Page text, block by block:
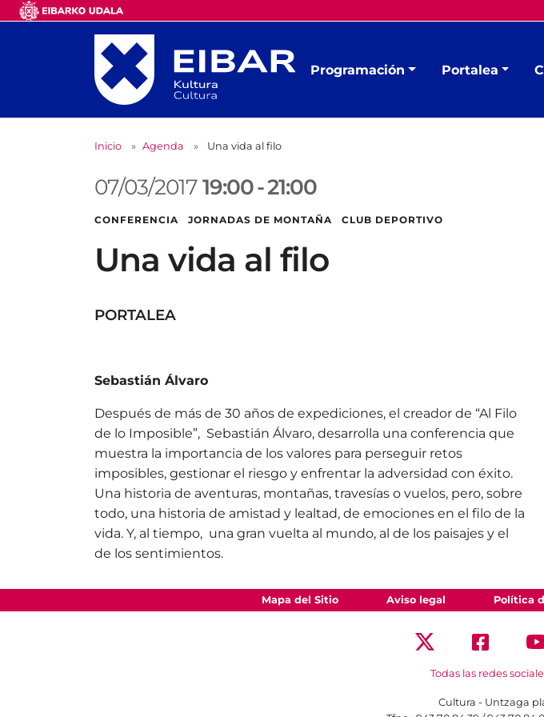
Programación Portalea
Inicio Agenda Una vida al filo
07/03/201719:00-21:00
CONFERENCIA JORNADAS DE MONTAÑA CLUB DEPORTIVO
Una vida al filo
PORTALEA
Sebastián Álvaro
Después de más de 30 años de expediciones, el creador de “Al Filo
de lo Imposible”, Sebastián Álvaro, desarrolla una conferencia que
muestra la importancia de los valores para perseguir retos
imposibles, gestionar el riesgo y enfrentar la adversidad con éxito.
Una historia de aventuras, montañas, travesías o vuelos, pero, sobre
todo, una historia de amistad y lealtad, de emociones en el filo de la
vida. Y, al tiempo, una gran vuelta al mundo, al de los paisajes y el
de los sentimientos.
Mapa del Sitio Aviso legal Política
Todas las redes
Cultura - Untzaga